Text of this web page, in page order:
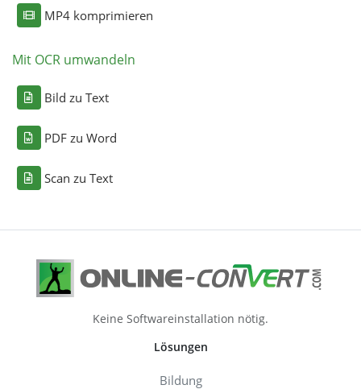
MP4 komprimieren
Mit OCR umwandeln
Bild zu Text
PDF zu Word
Scan zu Text
Keine Softwareinstallation nötig.
Lösungen
Bildung